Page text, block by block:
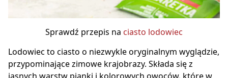
Sprawdź przepis na ciasto lodowiec
Lodowiec to ciasto o niezwykle oryginalnym wyglądzie,
przypominające zimowe krajobrazy. Składa się z
jasnych warstw pianki i kolorowych owoców, które w